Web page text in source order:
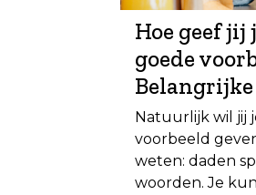
Hoe geef
goede
Natuurlijk wil jij
voorbeeld
weten: daden
woorden. Je